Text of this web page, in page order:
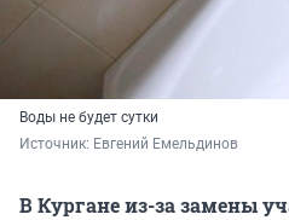
Воды не будет сутки
Источник: Евгений Емельдинов
В Кургане из-за замены